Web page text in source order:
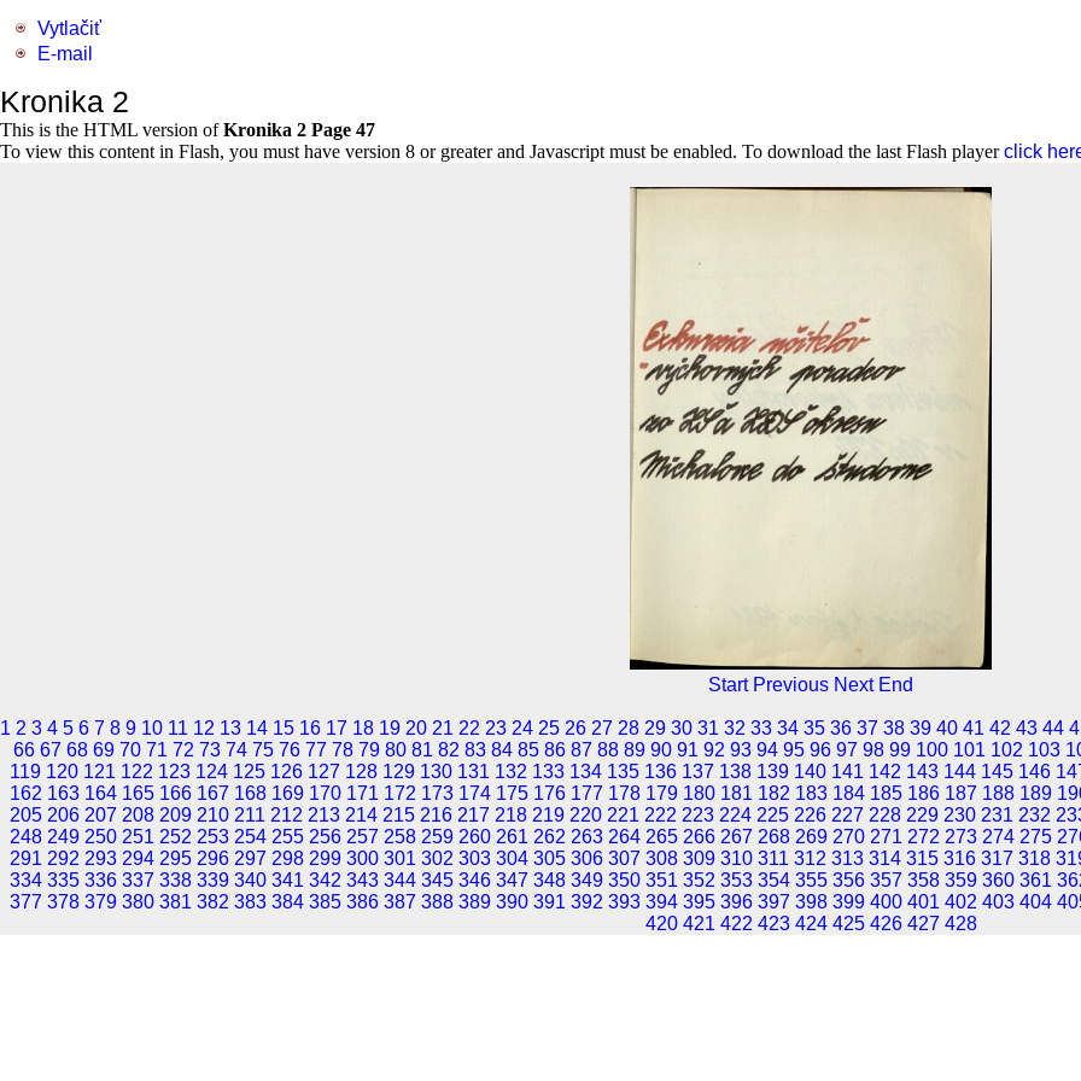
Vytlačiť
E-mail
Kronika 2
This is the HTML version ofKronika 2 Page 47
To view this content in Flash, you must have version 8 or greater and Javascript must be enabled. To download the last Flash playerclick
Start Previous Next End
1 2 3 4 5 6 7 8 9 10 11 12 13 14 15 16 17 18 19 20 21 22 23 24 25 26 27 28 29 30 31 32 33 34 35 36 37 38 39 40 41 42 43 44
66 67 68 69 70 71 72 73 74 75 76 77 78 79 80 81 82 83 84 85 86 87 88 89 90 91 92 93 94 95 96 97 98 99 100 101 102 103
119 120 121 122 123 124 125 126 127 128 129 130 131 132 133 134 135 136 137 138 139 140 141 142 143 144 145 146
162 163 164 165 166 167 168 169 170 171 172 173 174 175 176 177 178 179 180 181 182 183 184 185 186 187 188 189
205 206 207 208 209 210 211 212 213 214 215 216 217 218 219 220 221 222 223 224 225 226 227 228 229 230 231 232
248 249 250 251 252 253 254 255 256 257 258 259 260 261 262 263 264 265 266 267 268 269 270 271 272 273 274 275
291 292 293 294 295 296 297 298 299 300 301 302 303 304 305 306 307 308 309 310 311 312 313 314 315 316 317 318
334 335 336 337 338 339 340 341 342 343 344 345 346 347 348 349 350 351 352 353 354 355 356 357 358 359 360 361
377 378 379 380 381 382 383 384 385 386 387 388 389 390 391 392 393 394 395 396 397 398 399 400 401 402 403 404
420 421 422 423 424 425 426 427 428